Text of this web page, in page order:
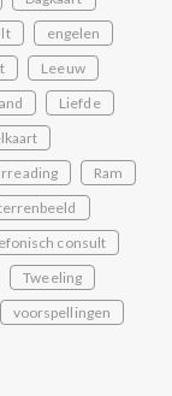
engelen
Leeuw
Liefde
Ram
consult
Tweeling
voorspellingen